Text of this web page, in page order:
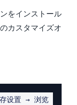
をインストール
カスタマイズオ
设置 → 浏览